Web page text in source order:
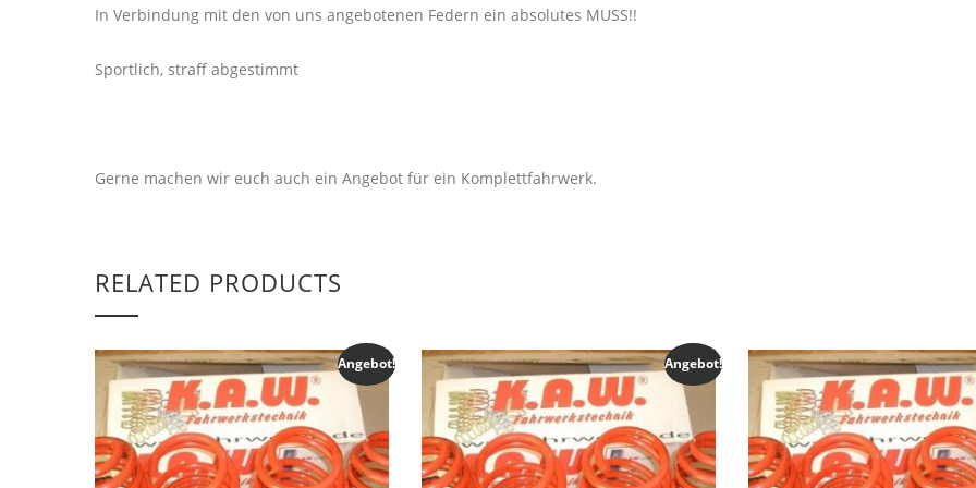
In Verbindung mit den von uns angebotenen Federn ein absolutes MUSS!!
Sportlich, straff abgestimmt
Gerne machen wir euch auch ein Angebot für ein Komplettfahrwerk.
RELATED PRODUCTS
Angebot! Angebot!